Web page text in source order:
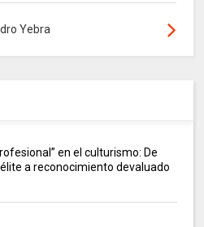
Yebra
en el culturismo: De
a reconocimiento devaluado